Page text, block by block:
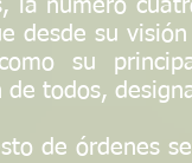
la número
desde su
su
de todos,
de órdenes